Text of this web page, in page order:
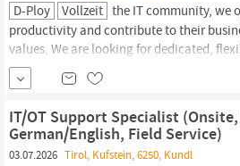
D-Ploy Vollzeit the IT community, we
productivity and contribute to their
values. We are looking for dedicated,
oriented individuals who would like to
become part of a dynamic, rapidly
organization. The candidate will be
IT/OT Support Specialist
German/English, Field Service)
03.07.2026 Tirol, Kufstein, 6250, Kundl